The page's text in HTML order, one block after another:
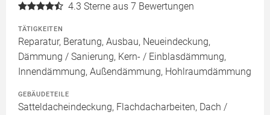
4.3 Sterne aus 7 Bewertungen
TÄTIGKEITEN
Reparatur, Beratung, Ausbau, Neueindeckung,
Dämmung / Sanierung, Kern- / Einblasdämmung,
Innendämmung, Außendämmung, Hohlraumdämmung
GEBÄUDETEILE
Satteldacheindeckung, Flachdacharbeiten, Dach /